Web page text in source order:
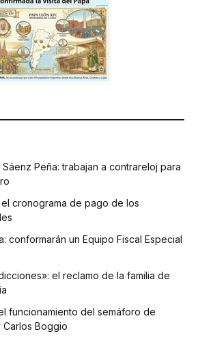
Peña: trabajan a contrareloj para
cronograma de pago de los
conformarán un Equipo Fiscal Especial
el reclamo de la familia de
funcionamiento del semáforo de
Carlos Boggio